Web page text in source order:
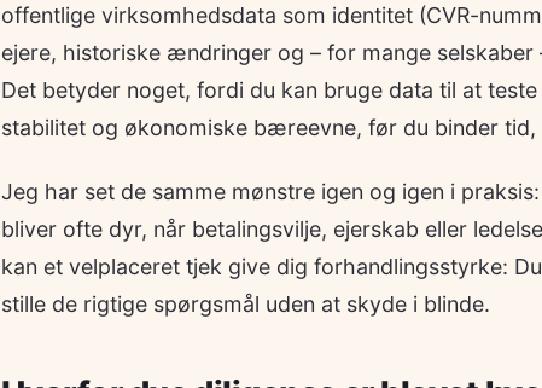
offentlige virksomhedsdata som identitet (CVR-
ejere, historiske ændringer og – for mange
Det betyder noget, fordi du kan bruge data til at
stabilitet og økonomiske bæreevne, før du binder tid,
Jeg har set de samme mønstre igen og igen i
bliver ofte dyr, når betalingsvilje, ejerskab eller
kan et velplaceret tjek give dig forhandlingsstyrke:
stille de rigtige spørgsmål uden at skyde i blinde.